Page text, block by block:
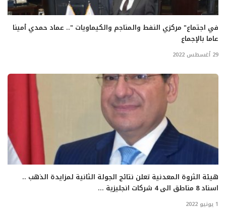
في اجتماع" مركزي النفط والمناجم والكيماويات ".. عماد حمدي أمينا
عاما بالإجماع
29 أغسطس 2022
هيئة الثروة المعدنية تعلن نتائج الجولة الثانية لمزايدة الذهب ..
اسناد 8 مناطق الى 4 شركات انجليزية ...
1 يونيو 2022